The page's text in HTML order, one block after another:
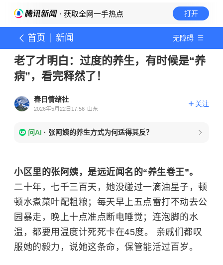
· 获取全网一手热点 打开
首页 新闻 无障碍
老了才明白：过度的养生，有时候是“养
病”，看完释然了！
春日情绪社
2026年5月22日17:56 山东
关注
问AI · 张阿姨的养生方式为何适得其反？
小区里的张阿姨，是远近闻名的“养生卷王”。
二十年，七千三百天，她没碰过一滴油星子，顿
顿水煮菜叶配粗粮；每天早上五点雷打不动去公
园暴走，晚上十点准点断电睡觉；连泡脚的水
温，都要用温度计死死卡在45度。 亲戚们都叹
服她的毅力，说她这条命，保管能活过百岁。